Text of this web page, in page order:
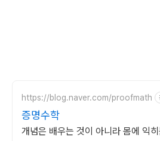
https://blog.naver.com/proofmath
증명수학
개념은 배우는 것이 아니라 몸에 익